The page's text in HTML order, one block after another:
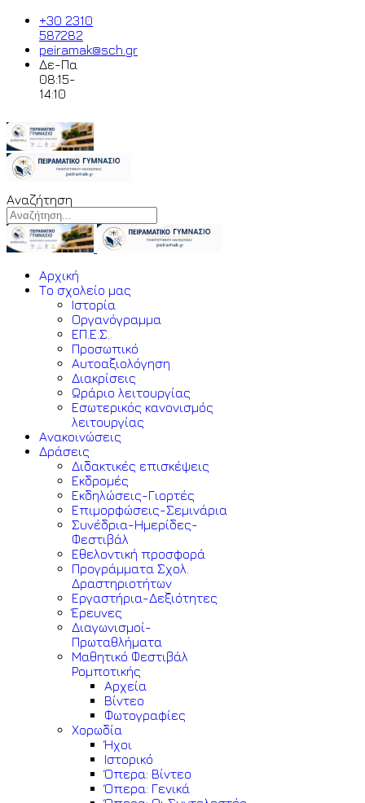
+30 2310
587282
peiramak@sch.gr
Δε-Πα
08:15-
14:10
Αναζήτηση
Αρχική
Το σχολείο μας
Ιστορία
Οργανόγραμμα
ΕΠ.Ε.Σ.
Προσωπικό
Αυτοαξιολόγηση
Διακρίσεις
Ωράριο λειτουργίας
Εσωτερικός κανονισμός
λειτουργίας
Ανακοινώσεις
Δράσεις
Διδακτικές επισκέψεις
Εκδρομές
Εκδηλώσεις-Γιορτές
Επιμορφώσεις-Σεμινάρια
Συνέδρια-Ημερίδες-
Φεστιβάλ
Εθελοντική προσφορά
Προγράμματα Σχολ.
Δραστηριοτήτων
Εργαστήρια-Δεξιότητες
Έρευνες
Διαγωνισμοί-
Πρωταθλήματα
Μαθητικό Φεστιβάλ
Ρομποτικής
Αρχεία
Βίντεο
Φωτογραφίες
Χορωδία
Ήχοι
Ιστορικό
Όπερα: Βίντεο
Όπερα: Γενικά